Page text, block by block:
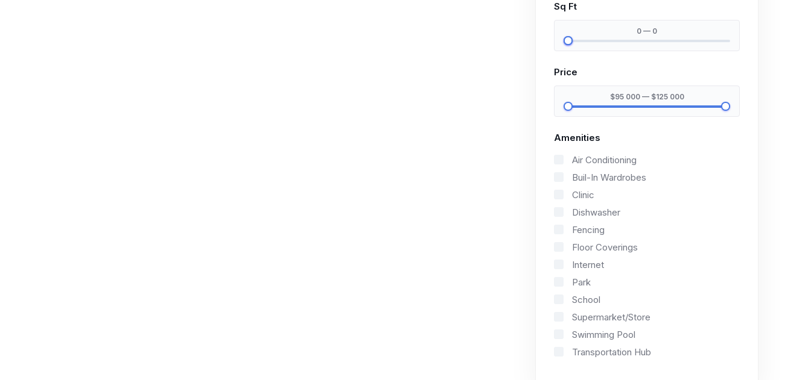
Sq Ft
0 — 0
Price
$95 000 — $125 000
Amenities
Air Conditioning
Buil-In Wardrobes
Clinic
Dishwasher
Fencing
Floor Coverings
Internet
Park
School
Supermarket/Store
Swimming Pool
Transportation Hub